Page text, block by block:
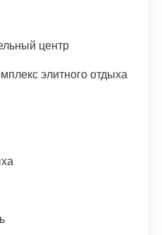
центр
элитного отдыха